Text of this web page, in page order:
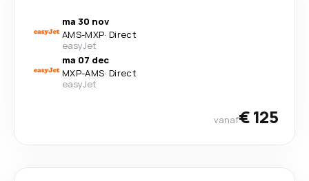
ma 30 nov
AMS-MXP· Direct
easyJet
ma 07 dec
MXP-AMS· Direct
easyJet
vanaf€ 125